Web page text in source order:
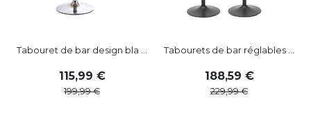
Tabouret de bar design bla ...
115,99
199,99
Tabourets de bar réglables ...
188,59
229,99